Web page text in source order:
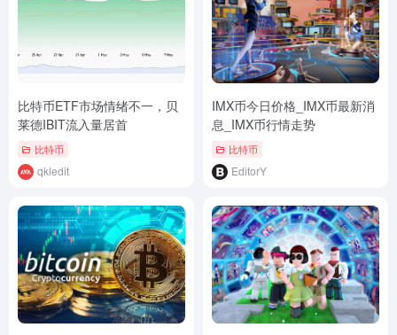
比特币ETF市场情绪不一，贝
莱德IBIT流入量居首
比特币
qkledit
IMX币今日价格_IMX币最新消
息_IMX币行情走势
比特币
EditorY